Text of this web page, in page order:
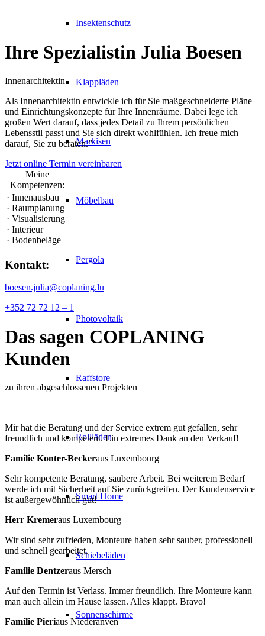
Insektenschutz
Klappläden
Markisen
Möbelbau
Pergola
Photovoltaik
Raffstore
Rollläden
Smart Home
Schiebeläden
Sonnenschirme
Ihre Spezialistin Julia Boesen
Innenarchitektin
Als Innenarchitektin entwickle ich für Sie maßgeschneiderte Pläne
und Einrichtungskonzepte für Ihre Innenräume. Dabei lege ich
großen Wert darauf, dass jedes Detail zu Ihrem persönlichen
Lebensstil passt und Sie sich direkt wohlfühlen. Ich freue mich
darauf, Sie zu beraten.”
Jetzt online Termin vereinbaren
Meine
Kompetenzen:
· Innenausbau
· Raumplanung
· Visualisierung
· Interieur
· Bodenbeläge
Kontakt:
boesen.julia@coplaning.lu
+352 72 72 12 – 1
Das sagen COPLANING
Kunden
zu ihren abgeschlossenen Projekten
Mir hat die Beratung und der Service extrem gut gefallen, sehr
freundlich und kompetent. Ein extremes Dank an den Verkauf!
Familie Konter-Beckeraus Luxembourg
Sehr kompetente Beratung, saubere Arbeit. Bei weiterem Bedarf
werde ich mit Sicherheit auf Sie zurückgreifen. Der Kundenservice
ist außergewöhnlich gut!
Herr Kremeraus Luxembourg
Wir sind sehr zufrieden, Monteure haben sehr sauber, professionell
und schnell gearbeitet.
Familie Dentzeraus Mersch
Auf den Termin ist Verlass. Immer freundlich. Ihre Monteure kann
man auch allein im Hause lassen. Alles klappt. Bravo!
Familie Pieriaus Niederanven